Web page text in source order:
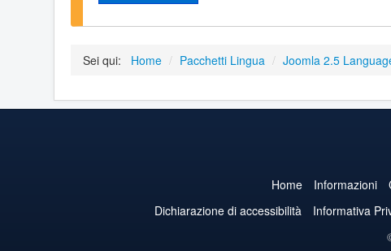
Sei qui: Home / Pacchetti Lingua / Joomla 2.5
Home Informazioni
Dichiarazione di accessibilità
Informativa